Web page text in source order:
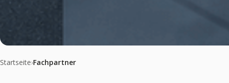
Startseite›Fachpartner